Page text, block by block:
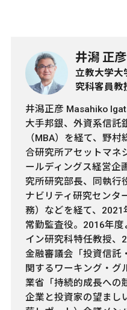
井潟 正彦
立教大学
究科客員教
井潟正彦 Masahiko
大手邦銀、外資系信託
（MBA）を経て、野
合研究所アセットマネ
ールディングス経営企
究所研究部長、同執行
ナビリティ研究センタ
務）などを経て、
常勤監査役。2016年
イン研究科特任教授、
金融審議会「投資信託
関するワーキング・グ
業省「持続的成長への
企業と投資家の望まし